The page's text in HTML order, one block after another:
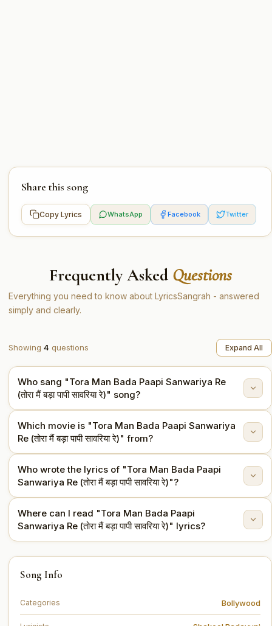
Share this song
Copy Lyrics WhatsApp Facebook Twitter
Frequently Asked Questions
Everything you need to know about LyricsSangrah - answered
simply and clearly.
Showing 4 questions Expand All
Who sang "Tora Man Bada Paapi Sanwariya Re
(तोरा मैं बड़ा पापी सावरिया रे)" song?
"Tora Man Bada Paapi Sanwariya Re (तोरा मैं बड़ा पापी
सावरिया रे)" is sung by Asha Bhosle.
Which movie is "Tora Man Bada Paapi Sanwariya
Re (तोरा मैं बड़ा पापी सावरिया रे)" from?
This song is from the movie Ganga Jamuna (1961).
Who wrote the lyrics of "Tora Man Bada Paapi
Sanwariya Re (तोरा मैं बड़ा पापी सावरिया रे)"?
The lyrics are written by Shakeel Badayuni.
Where can I read "Tora Man Bada Paapi
Sanwariya Re (तोरा मैं बड़ा पापी सावरिया रे)" lyrics?
You can read the full lyrics of "Tora Man Bada Paapi
Sanwariya Re (तोरा मैं बड़ा पापी सावरिया रे)" on this page.
Song Info
Categories Bollywood